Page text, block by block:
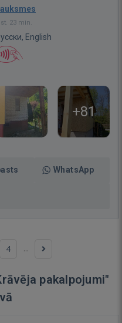
23 min.
English
+81
WhatsApp
4 ...
pakalpojumi"